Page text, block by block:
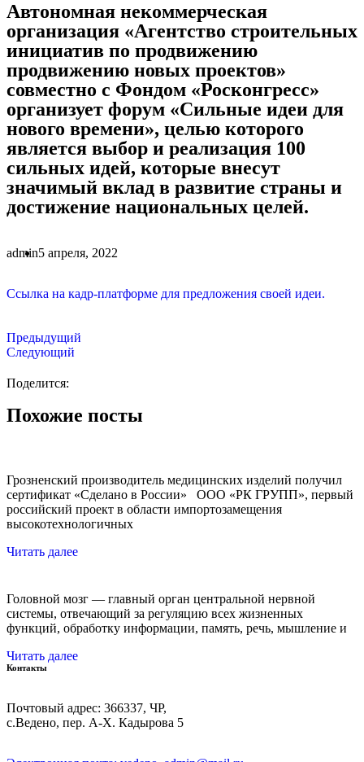
Автономная некоммерческая
организация «Агентство строительных
инициатив по продвижению
продвижению новых проектов»
совместно с Фондом «Росконгресс»
организует форум «Сильные идеи для
нового времени», целью которого
является выбор и реализация 100
сильных идей, которые внесут
значимый вклад в развитие страны и
достижение национальных целей.
admin5 апреля, 2022
Ссылка на кадр-платформе для предложения своей идеи.
Предыдущий
Следующий
Поделится:
Похожие посты
Грозненский производитель медицинских изделий получил
сертификат «Сделано в России» ООО «РК ГРУПП», первый
российский проект в области импортозамещения
высокотехнологичных
Читать далее
Головной мозг — главный орган центральной нервной
системы, отвечающий за регуляцию всех жизненных
функций, обработку информации, память, речь, мышление и
Читать далее
Контакты
Почтовый адрес: 366337, ЧР,
с.Ведено, пер. А-Х. Кадыровa 5